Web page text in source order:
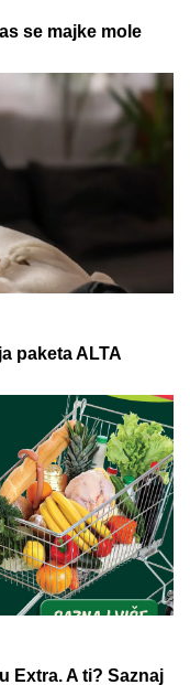
Sve što
što stigne na
ne planira